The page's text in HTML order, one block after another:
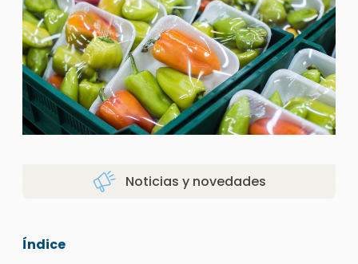
Noticias y novedades
Índice